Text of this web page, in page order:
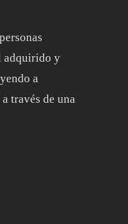
adquirido y
a
través de una